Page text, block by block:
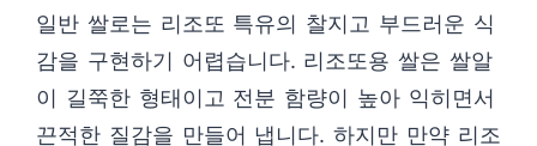
일반 쌀로는 리조또 특유의 찰지고 부드러운 식
감을 구현하기 어렵습니다. 리조또용 쌀은 쌀알
이 길쭉한 형태이고 전분 함량이 높아 익히면서
끈적한 질감을 만들어 냅니다. 하지만 만약 리조